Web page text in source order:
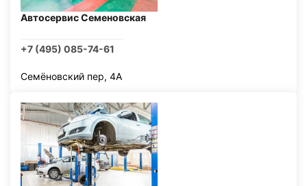
Автосервис Семеновская
+7 (495) 085-74-61
Семёновский пер, 4А